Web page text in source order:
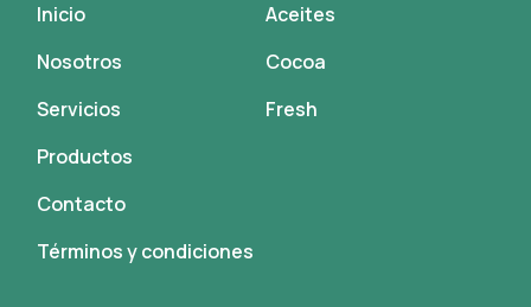
Inicio
Nosotros
Servicios
Productos
Contacto
Términos y condiciones
Aceites
Cocoa
Fresh